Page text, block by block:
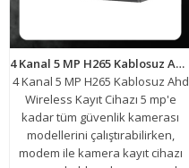
4 Kanal 5 MP H265 Kablosuz Ahd Wireless Kayıt Cihazı ARNA-4204
4 Kanal 5 MP H265 Kablosuz Ahd
Wireless Kayıt Cihazı 5 mp'e
kadar tüm güvenlik kamerası
modellerini çalıştırabilirken,
modem ile kamera kayıt cihazı